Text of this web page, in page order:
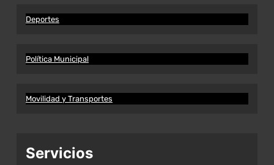
Deportes
Política Municipal
Movilidad y Transportes
Servicios